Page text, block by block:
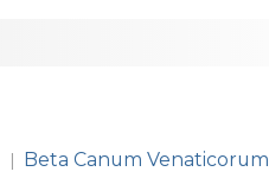
| Beta Canum Venaticorum